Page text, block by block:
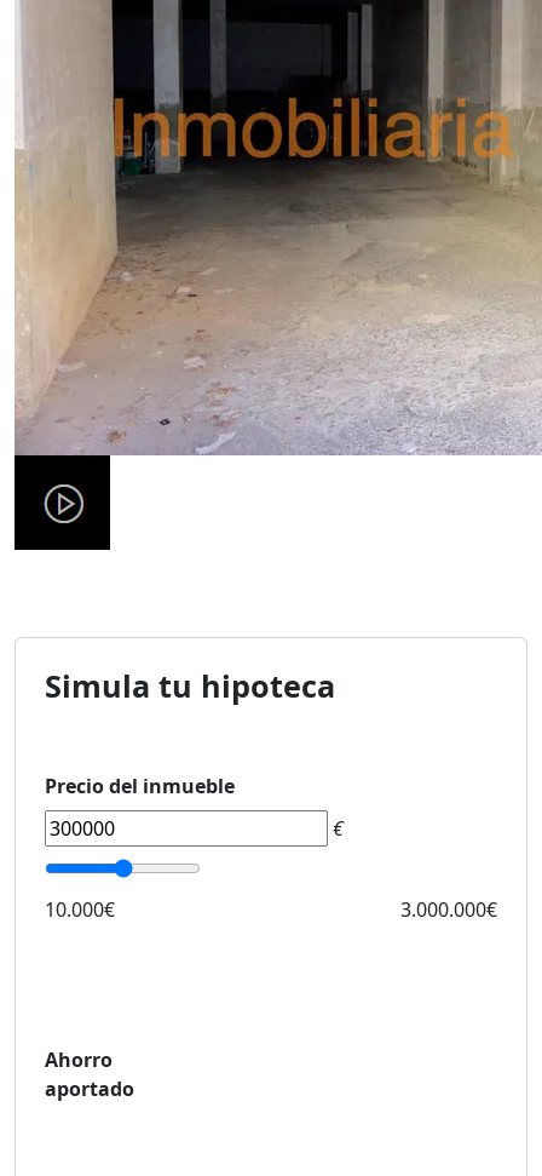
Simula tu hipoteca
Precio del inmueble
€
10.000€ 3.000.000€
Ahorro
aportado